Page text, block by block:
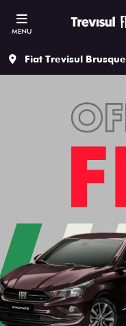
MENU
Fiat Trevisul Brusque